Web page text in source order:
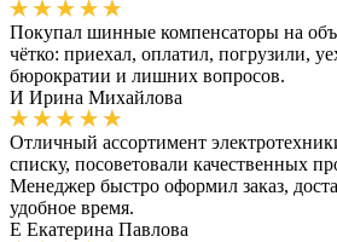
Покупал шинные компенсаторы на
чётко: приехал, оплатил, погрузили,
бюрократии и лишних вопросов.
И Ирина Михайлова
Отличный ассортимент
списку, посоветовали качественных
Менеджер быстро оформил заказ,
удобное время.
Е Екатерина Павлова